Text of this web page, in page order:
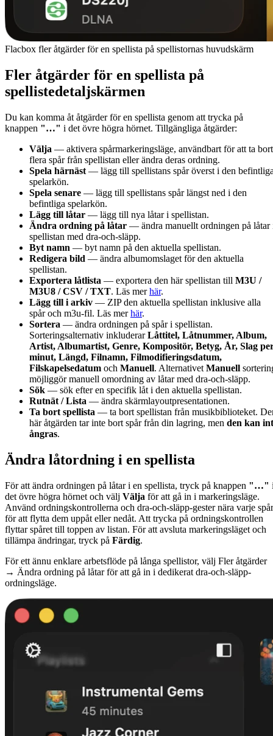
Flacbox fler åtgärder för en spellista på spellistornas huvudskärm
Fler åtgärder för en spellista på
spellistedetaljskärmen
Du kan komma åt åtgärder för en spellista genom att trycka på
knappen "…" i det övre högra hörnet. Tillgängliga åtgärder:
Välja — aktivera spårmarkeringsläge, användbart för att ta bort
flera spår från spellistan eller ändra deras ordning.
Spela härnäst — lägg till spellistans spår överst i den
spelarkön.
Spela senare — lägg till spellistans spår längst ned i den
befintliga spelarkön.
Lägg till låtar — lägg till nya låtar i spellistan.
Ändra ordning på låtar — ändra manuellt ordningen på låtar
spellistan med dra-och-släpp.
Byt namn — byt namn på den aktuella spellistan.
Redigera bild — ändra albumomslaget för den aktuella
spellistan.
Exportera låtlista — exportera den här spellistan till M3U /
M3U8 / CSV / TXT. Läs merhär.
Lägg till i arkiv — ZIP den aktuella spellistan inklusive alla
spår och m3u-fil. Läs merhär.
Sortera — ändra ordningen på spår i spellistan.
Sorteringsalternativ inkluderarLåttitel, Låtnummer, Album,
Artist, Albumartist, Genre, Kompositör, Betyg, År, Slag
minut, Längd, Filnamn, Filmodifieringsdatum,
Filskapelsedatum och Manuell. Alternativet Manuell
möjliggör manuell omordning av låtar med dra-och-släpp.
Sök — sök efter en specifik låt i den aktuella spellistan.
Rutnät / Lista — ändra skärmlayoutpresentationen.
Ta bort spellista — ta bort spellistan från musikbiblioteket.
här åtgärden tar inte bort spår från din lagring, men den kan
ångras.
Ändra låtordning i en spellista
För att ändra ordningen på låtar i en spellista, tryck på knappen "…"
det övre högra hörnet och välj Välja för att gå in i markeringsläge.
Använd ordningskontrollerna och dra-och-släpp-gester nära varje spår
för att flytta dem uppåt eller nedåt. Att trycka på ordningskontrollen
flyttar spåret till toppen av listan. För att avsluta markeringsläget och
tillämpa ändringar, tryck på Färdig.
För ett ännu enklare arbetsflöde på långa spellistor, välj Fler åtgärder
→ Ändra ordning på låtar för att gå in i dedikerat dra-och-släpp-
ordningsläge.